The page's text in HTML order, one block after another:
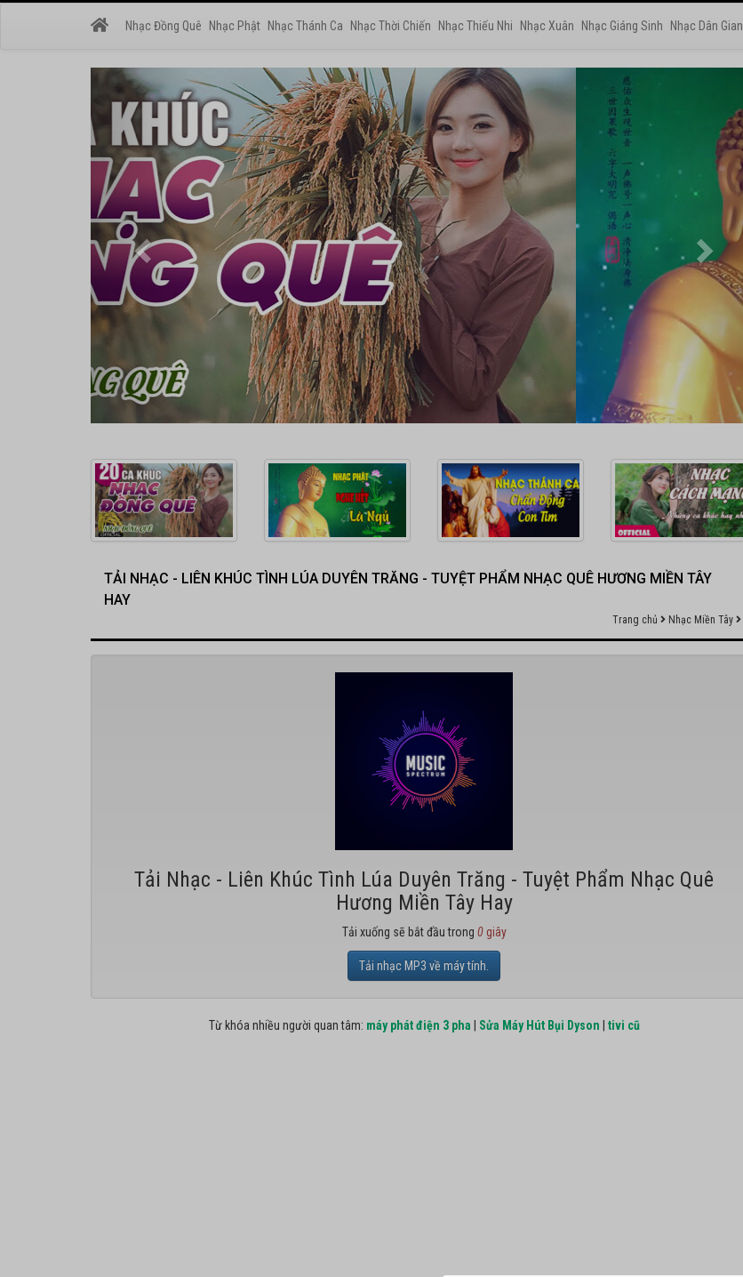
Nhạc Đồng Quê Nhạc Phật Nhạc Thánh Ca Nhạc Thời Chiến Nhạc Thiếu Nhi Nhạc Xuân Nhạc Giáng Sinh Nhạc Dân Gian
TẢI NHẠC - LIÊN KHÚC TÌNH LÚA DUYÊN TRĂNG - TUYỆT PHẨM NHẠC QUÊ HƯƠNG MIỀN TÂY
HAY
Trang chủ Nhạc Miền Tây
Tải Nhạc - Liên Khúc Tình Lúa Duyên Trăng - Tuyệt Phẩm Nhạc Quê
Hương Miền Tây Hay
Tải xuống sẽ bắt đầu trong 0giây
Tải nhạc MP3 về máy tính.
Từ khóa nhiều người quan tâm: máy phát điện 3 pha Sửa Máy Hút Bụi Dyson tivi cũ